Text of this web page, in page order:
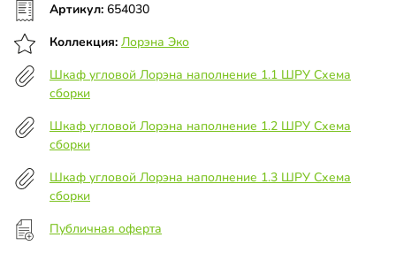
Артикул: 654030
Коллекция: Лорэна Эко
Шкаф угловой Лорэна наполнение 1.1 ШРУ Схема
сборки
Шкаф угловой Лорэна наполнение 1.2 ШРУ Схема
сборки
Шкаф угловой Лорэна наполнение 1.3 ШРУ Схема
сборки
Публичная оферта